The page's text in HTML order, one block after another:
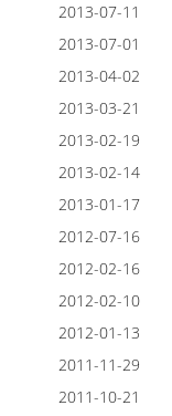
2013-07-11
2013-07-01
2013-04-02
2013-03-21
2013-02-19
2013-02-14
2013-01-17
2012-07-16
2012-02-16
2012-02-10
2012-01-13
2011-11-29
2011-10-21